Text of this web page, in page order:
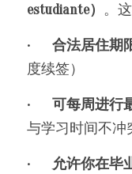
estudiante） 。
合法居住期
度续签）
可每周进行
与学习时间不冲
允许你在毕